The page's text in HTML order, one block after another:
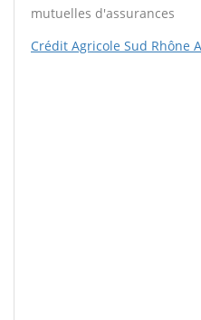
mutuelles d'assurances
Crédit Agricole Sud Rhône